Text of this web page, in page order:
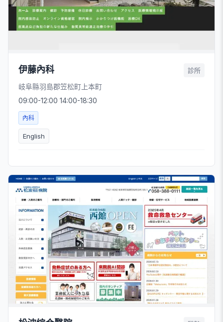
伊藤內科 診所
岐阜縣羽島郡笠松町上本町
09:00-12:00 14:00-18:30
內科
English